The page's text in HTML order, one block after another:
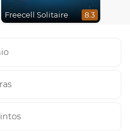
Freecell Solitaire 8.3